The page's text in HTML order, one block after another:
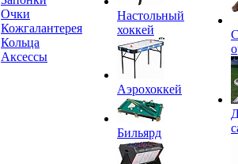
Очки
Кожгалантерея
Кольца
Аксессы
Настольный
хоккей
Аэрохоккей
Бильярд